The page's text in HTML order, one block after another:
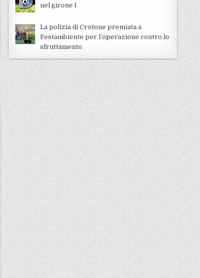
nel girone I
La polizia di Crotone premiata a
Festambiente per l’operazione contro lo
sfruttamento